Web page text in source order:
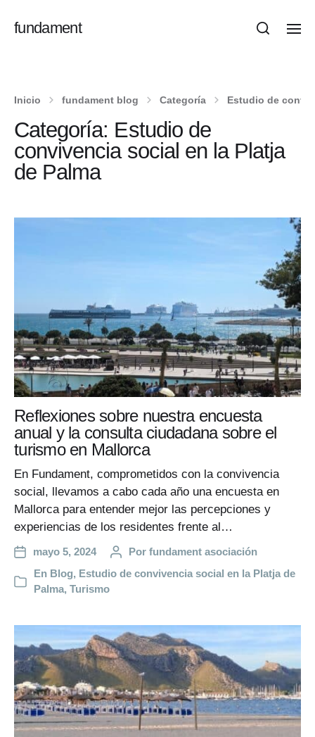
fundament
Inicio fundament blog Categoría Estudio de
Categoría: Estudio de
convivencia social en la Platja
de Palma
Reflexiones sobre nuestra encuesta
anual y la consulta ciudadana sobre el
turismo en Mallorca
En Fundament, comprometidos con la convivencia
social, llevamos a cabo cada año una encuesta en
Mallorca para entender mejor las percepciones y
experiencias de los residentes frente al…
mayo 5, 2024 Por fundament asociación
En Blog, Estudio de convivencia social en la Platja de
Palma, Turismo